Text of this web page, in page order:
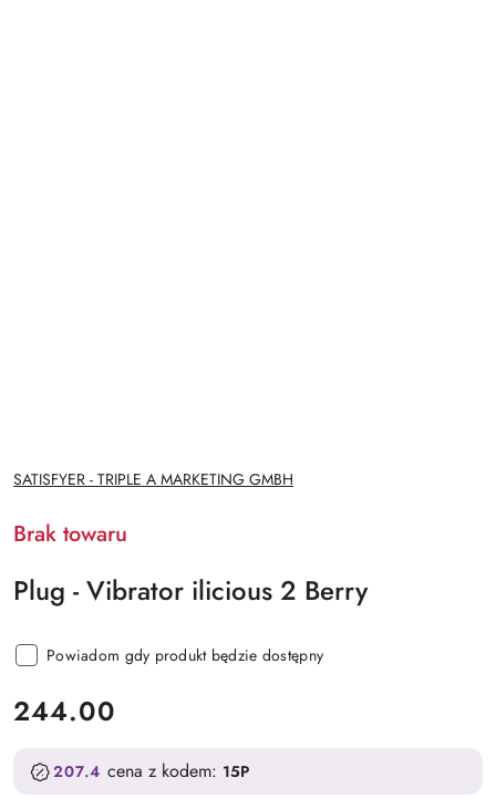
NAZWA
PRODUCENTA:
SATISFYER - TRIPLE A MARKETING GMBH
Brak towaru
Plug - Vibrator ilicious 2 Berry
Powiadom gdy produkt będzie dostępny
cena:
244.00
207.4 cena z kodem: 15P